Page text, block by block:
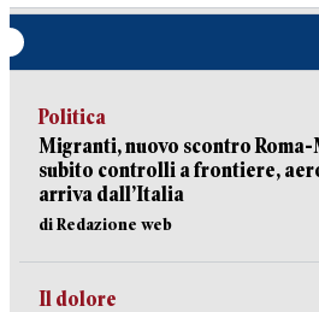
Politica
Migranti, nuovo scontro
subito controlli a frontiere,
arriva dall’Italia
di Redazione web
Il dolore